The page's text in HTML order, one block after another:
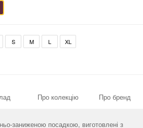
S M L XL
Про колекцію Про бренд
заниженою посадкою, виготовлені з